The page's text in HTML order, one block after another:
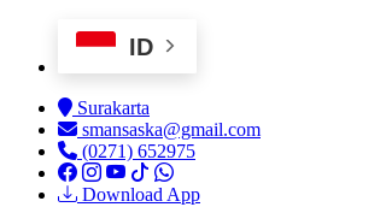
ID
Surakarta
smansaska@gmail.com
(0271) 652975
Download App